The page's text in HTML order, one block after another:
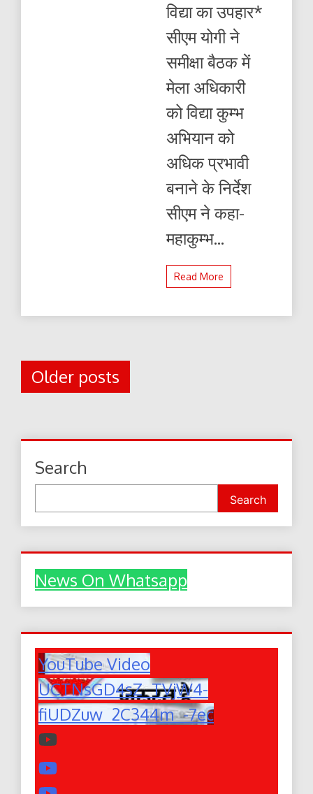
दिया
विद्या
का
उपहार
विद्या का उपहार*
सीएम योगी ने
समीक्षा बैठक में
मेला अधिकारी
को विद्या कुम्भ
अभियान को
अधिक प्रभावी
बनाने के निर्देश
सीएम ने कहा-
महाकुम्भ...
Read More
Posts
Older posts
Search
Search
News On Whatsapp
YouTube Video
UCTNsGD4sZ_TVjW4-
fiUDZuw_2C344m_-7ec